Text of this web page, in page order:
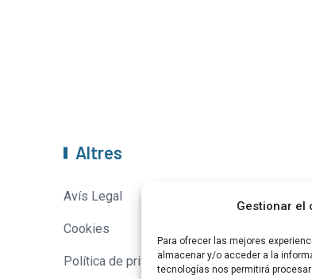
Gestionar el
Para ofrecer las mejores
almacenar y/o acceder a la
tecnologías nos permitirá
Altres
Avís Legal
Cookies
Política de privacitat